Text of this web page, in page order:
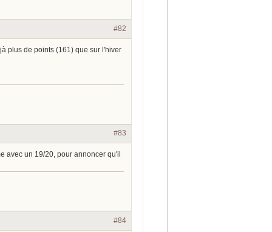
#82
plus de points (161) que sur l'hiver
#83
avec un 19/20, pour annoncer qu'il
#84